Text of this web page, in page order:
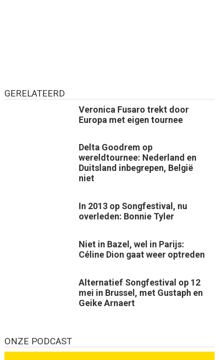
GERELATEERD
Veronica Fusaro trekt door
Europa met eigen tournee
Delta Goodrem op
wereldtournee: Nederland en
Duitsland inbegrepen, België
niet
In 2013 op Songfestival, nu
overleden: Bonnie Tyler
Niet in Bazel, wel in Parijs:
Céline Dion gaat weer optreden
Alternatief Songfestival op 12
mei in Brussel, met Gustaph en
Geike Arnaert
ONZE PODCAST